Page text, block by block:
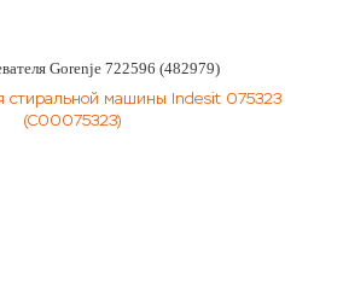
Gorenje 722596 (482979)